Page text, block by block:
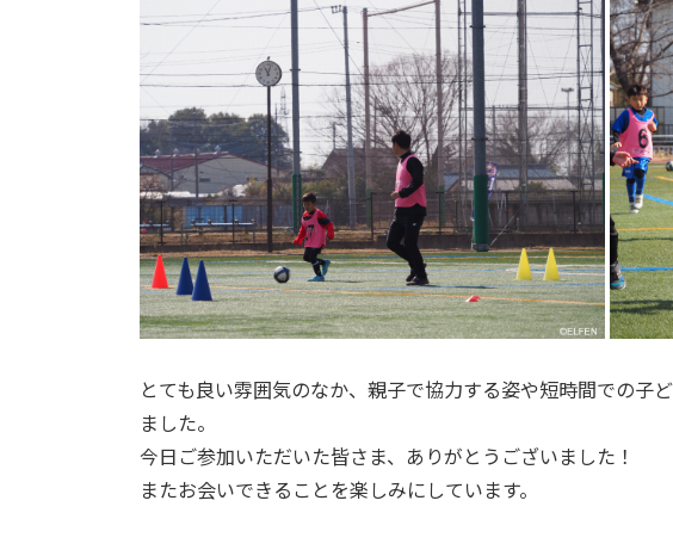
とても良い雰囲気のなか、親子で協力する姿や短時間での子
ました。
今日ご参加いただいた皆さま、ありがとうございました！
またお会いできることを楽しみにしています。